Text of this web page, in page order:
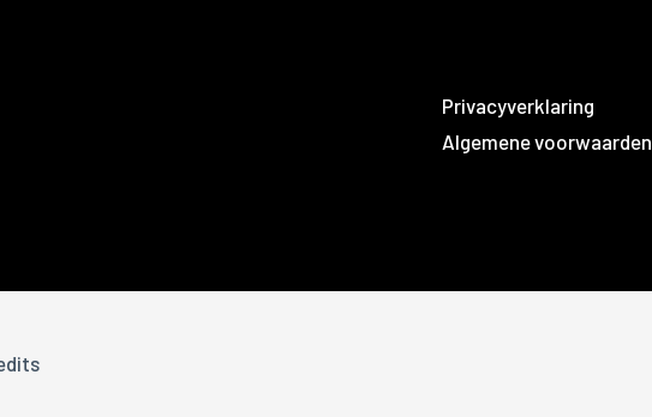
Privacyverklaring
Algemene voorwaarden